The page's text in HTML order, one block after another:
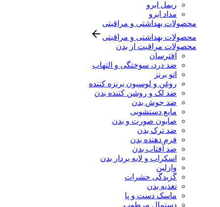
ریمل ابرو
مداد ابرو
محصولات بهداشتی و مراقبتی
محصولات بهداشتی و مراقبتی
محصولات مراقبت از بدن
افترسان
ضد درد، سوختگی و التهاب
اتو برنز
روغن و لوسیون برنزه کننده
ضد لک و روشن کننده بدن
ضد جوش بدن
مایع دستشویی
صابون صورت و بدن
ضد ترک بدن
فرم دهنده بدن
ضد آفتاب بدن
اسکراب و لایه بردار بدن
وازلین
گزیدگی حشرات
تغذیه بدن
ماسک دست و پا
دستمال مرطوب